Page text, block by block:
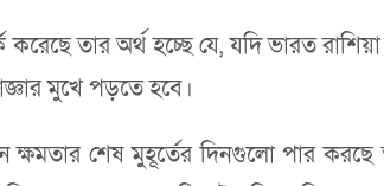
তার অর্থ হচ্ছে যে, যদি ভারত
মুখে পড়তে হবে।
ক্ষমতার শেষ মুহূর্তের দিনগুলো পার